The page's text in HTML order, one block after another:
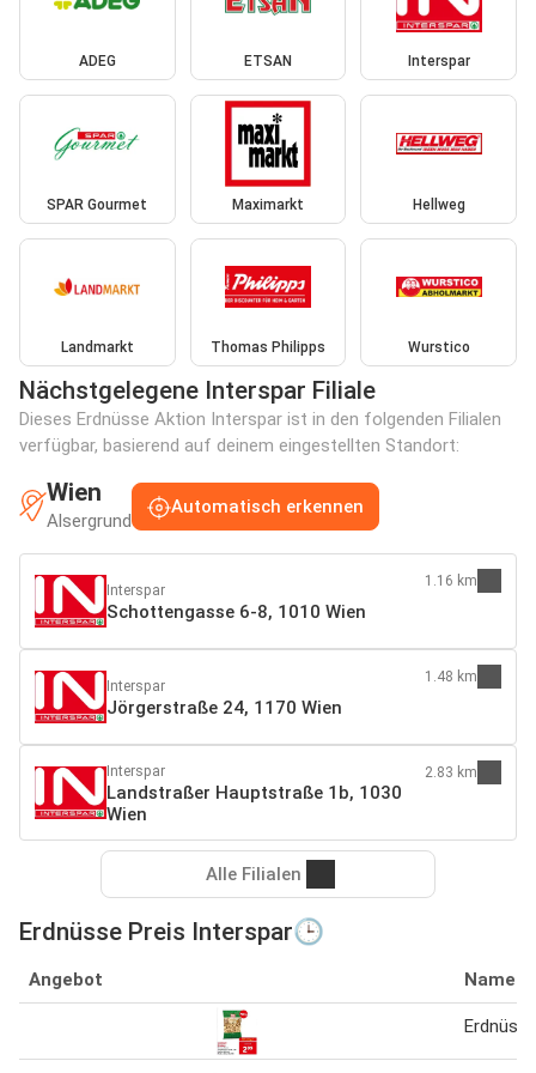
ADEG ETSAN Interspar
SPAR Gourmet Maximarkt Hellweg
Landmarkt Thomas Philipps Wurstico
Nächstgelegene Interspar Filiale
Dieses Erdnüsse Aktion Interspar ist in den folgenden Filialen
verfügbar, basierend auf deinem eingestellten Standort:
Wien
Alsergrund
Automatisch erkennen
Interspar
Schottengasse 6-8, 1010 Wien
1.16 km
Interspar
Jörgerstraße 24, 1170 Wien
1.48 km
Interspar
Landstraßer Hauptstraße 1b, 1030
Wien
2.83 km
Alle Filialen
Erdnüsse Preis Interspar🕒
Angebot Name